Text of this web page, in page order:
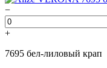
−
+
7695 бел-лиловый крап